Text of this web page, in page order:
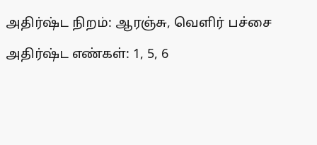
அதிர்ஷ்ட நிறம்: ஆரஞ்சு, வெளிர் பச்சை
அதிர்ஷ்ட எண்கள்: 1, 5, 6